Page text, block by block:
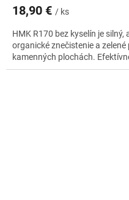
18,90 € / ks
HMK R170 bez kyselín je
organické znečistenie a
kamenných plochách.